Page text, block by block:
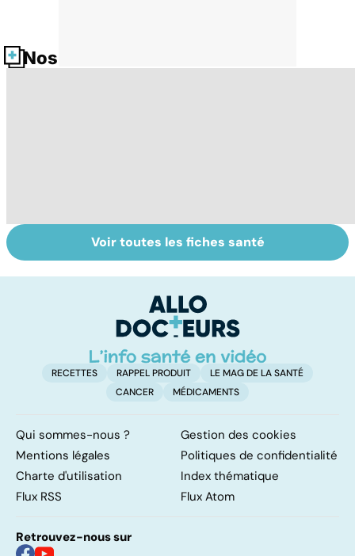
Nos fiches santé
Tout savoir sur le
vitiligo
Prurit,
démangeaisons :
peau qui gratte !
Voir toutes les fiches santé
RECETTES RAPPEL PRODUIT
LE MAG DE LA SANTÉ
CANCER
MÉDICAMENTS
Qui sommes-nous ?
Gestion des cookies
Mentions légales
Politiques de confidentialité
Charte d'utilisation
Index thématique
Flux RSS
Flux Atom
Retrouvez-nous sur